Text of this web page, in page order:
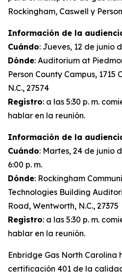
Rockingham, Caswell y
Información de la
Cuándo: Jueves, 12 de junio
Dónde: Auditorium at
Person County Campus, 1715
N.C., 27574
Registro: a las 5:30 p. m.
hablar en la reunión.
Información de la
Cuándo: Martes, 24 de junio
6:00 p. m.
Dónde: Rockingham
Technologies Building
Road, Wentworth, N.C., 27375
Registro: a las 5:30 p. m.
hablar en la reunión.
Enbridge Gas North Carolina
certificación 401 de la